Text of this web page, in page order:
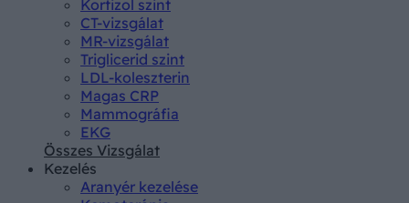
Kortizol szint
CT-vizsgálat
MR-vizsgálat
Triglicerid szint
LDL-koleszterin
Magas CRP
Mammográfia
EKG
Összes Vizsgálat
Kezelés
Aranyér kezelése